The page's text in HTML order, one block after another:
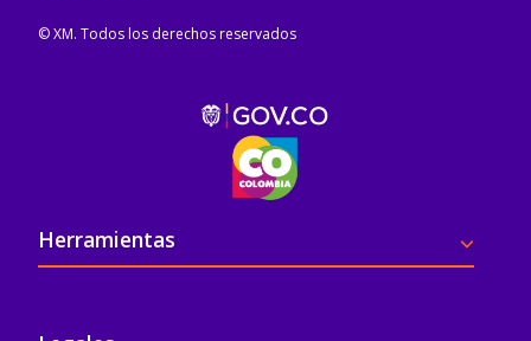
© XM. Todos los derechos reservados
Pie de página
Herramientas